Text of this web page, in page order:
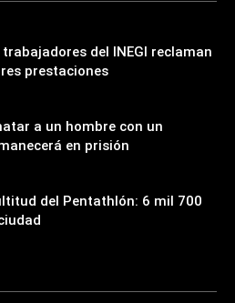
del INEGI reclaman
prestaciones
a un hombre con un
en prisión
del Pentathlón: 6 mil 700